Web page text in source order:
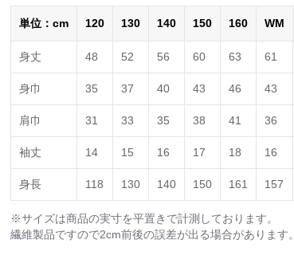
単位：cm 120 130 140 150 160 WM
身丈 48 52 56 60 63 61
身巾 35 37 40 43 46 43
肩巾 31 33 35 38 41 36
袖丈 14 15 16 17 18 16
身長 118 130 140 150 161 157
※サイズは商品の実寸を平置きで計測しております。
繊維製品ですので2cm前後の誤差が出る場合があります。